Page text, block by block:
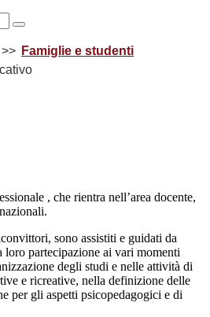
Famiglie e studenti
, che rientra nell’area docente,
sono assistiti e guidati da
loro partecipazione ai vari momenti
degli studi e nelle attività di
e ricreative, nella definizione delle
per gli aspetti psicopedagogici e di